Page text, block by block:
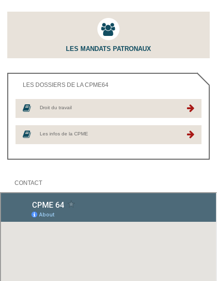
LES MANDATS PATRONAUX
LES DOSSIERS DE LA CPME64
Droit du travail
Les infos de la CPME
CONTACT